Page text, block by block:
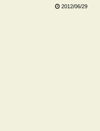
2012/06/29